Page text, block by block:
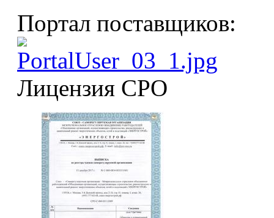
Портал поставщиков:
Лицензия СРО